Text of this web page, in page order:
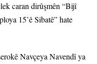
caran dirûşmên “Bijî
15’ê Sibatê” hate
Navçeya Navendî ya